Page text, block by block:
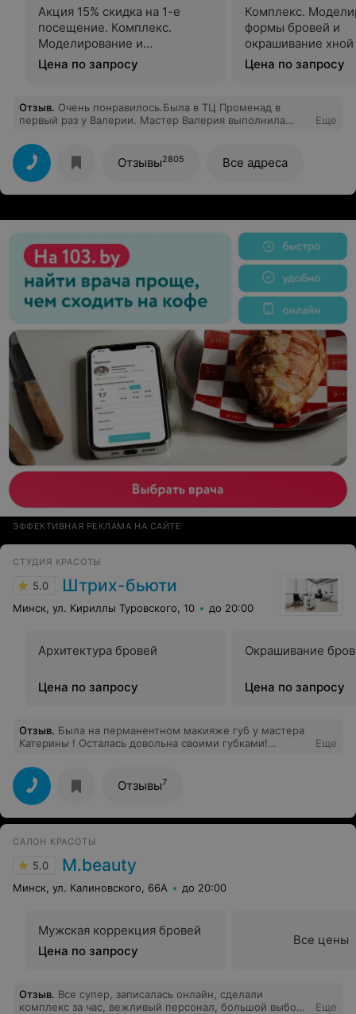
Акция 15% скидка на 1-е
посещение. Комплекс.
Моделирование и
окрашивание бровей краской
/ хной.
Цена по запросу
Комплекс.
формы бровей и
окрашивание хной
Цена по запросу
Отзыв. Очень понравилось.Была в ТЦ Променад в
первый раз у Валерии. Мастер Валерия выполнила
довольна посещением буду всем рекомендовать.
Огромное спасибо!
Еще
Отзывы2805 Все адреса
ЭФФЕКТИВНАЯ РЕКЛАМА НА САЙТЕ
СТУДИЯ КРАСОТЫ
5.0 Штрих-бьюти
Минск, ул. Кириллы Туровского, 10 до 20:00
Архитектура бровей
Цена по запросу
Окрашивание
Цена по запросу
Отзыв. Была на перманентном макияже губ у мастера
Катерины ! Осталась довольна своими губками!
профессионально
Еще
Отзывы7
САЛОН КРАСОТЫ
5.0 M.beauty
Минск, ул. Калиновского, 66А до 20:00
Мужская коррекция бровей
Цена по запросу
Все цены
Отзыв. Все супер, записалась онлайн, сделали
комплекс за час, вежливый персонал, большой выбор
Еще